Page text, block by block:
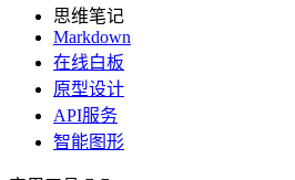
思维笔记
Markdown
在线白板
原型设计
API服务
智能图形